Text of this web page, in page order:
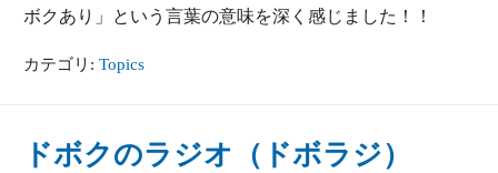
ボクあり」という言葉の意味を深く感じました！！
カテゴリ: Topics
ドボクのラジオ（ドボラジ）